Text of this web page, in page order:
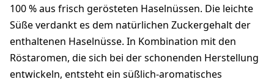
100 % aus frisch gerösteten Haselnüssen. Die leichte
Süße verdankt es dem natürlichen Zuckergehalt der
enthaltenen Haselnüsse. In Kombination mit den
Röstaromen, die sich bei der schonenden Herstellung
entwickeln, entsteht ein süßlich-aromatisches